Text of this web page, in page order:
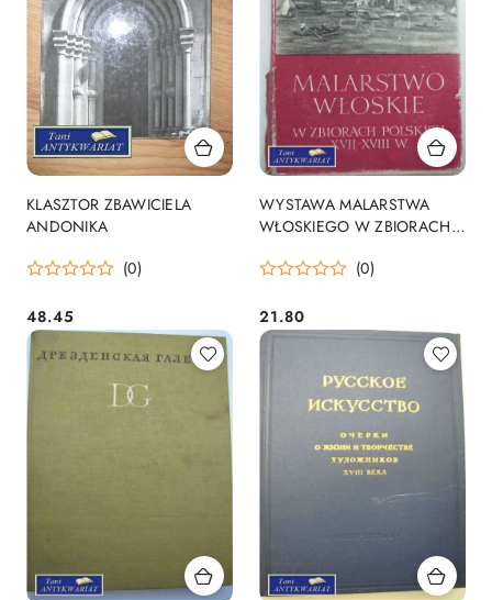
KLASZTOR ZBAWICIELA
ANDONIKA
(0)
Cena:
48.45
WYSTAWA MALARSTWA
WŁOSKIEGO W ZBIORACH
(0)
Cena:
21.80